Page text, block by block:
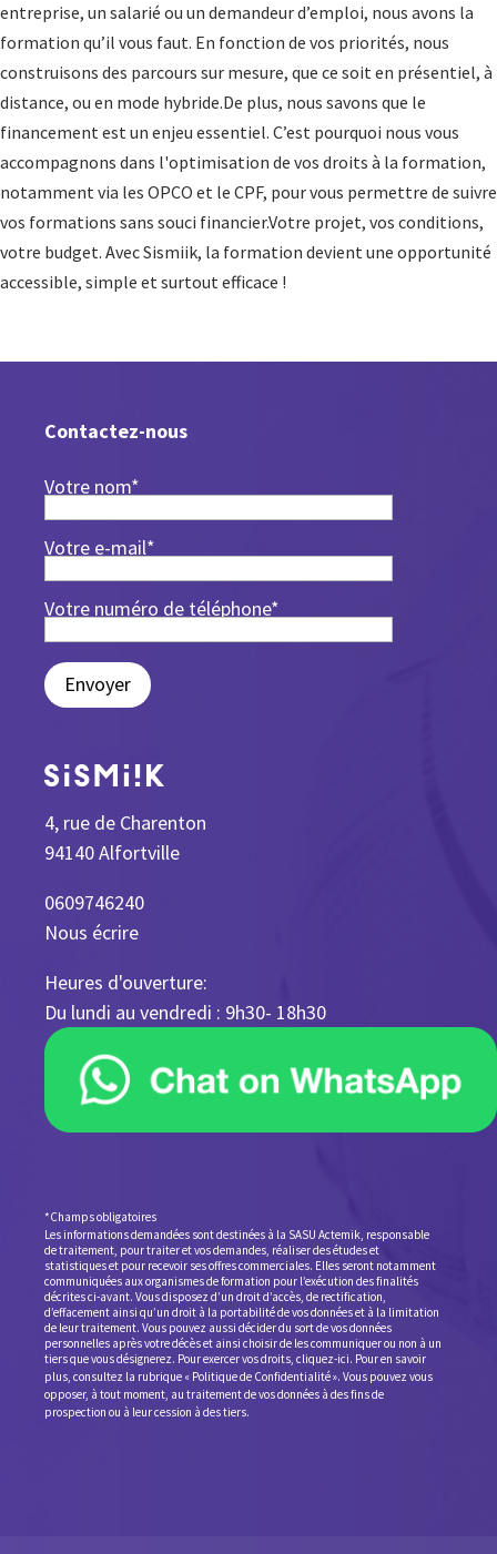
entreprise, un salarié ou un demandeur d’emploi, nous avons la
formation qu’il vous faut. En fonction de vos priorités, nous
construisons des parcours sur mesure, que ce soit en présentiel, à
distance, ou en mode hybride.De plus, nous savons que le
financement est un enjeu essentiel. C’est pourquoi nous vous
accompagnons dans l'optimisation de vos droits à la formation,
notamment via les OPCO et le CPF, pour vous permettre de suivre
vos formations sans souci financier.Votre projet, vos conditions,
votre budget. Avec Sismiik, la formation devient une opportunité
accessible, simple et surtout efficace !
Contactez-nous
Votre nom*
Votre e-mail*
Votre numéro de téléphone*
Envoyer
4, rue de Charenton
94140 Alfortville
0609746240
Nous écrire
Heures d'ouverture:
Du lundi au vendredi : 9h30- 18h30
*Champs obligatoires
Les informations demandées sont destinées à la SASU Actemik, responsable
de traitement, pour traiter et vos demandes, réaliser des études et
statistiques et pour recevoir ses offres commerciales. Elles seront notamment
communiquées aux organismes de formation pour l’exécution des finalités
décrites ci-avant. Vous disposez d’un droit d’accès, de rectification,
d’effacement ainsi qu’un droit à la portabilité de vos données et à la limitation
de leur traitement. Vous pouvez aussi décider du sort de vos données
personnelles après votre décès et ainsi choisir de les communiquer ou non à un
tiers que vous désignerez. Pour exercer vos droits, cliquez-ici. Pour en savoir
plus, consultez la rubrique « Politique de Confidentialité». Vous pouvez vous
opposer, à tout moment, au traitement de vos données à des fins de
prospection ou à leur cession à des tiers.